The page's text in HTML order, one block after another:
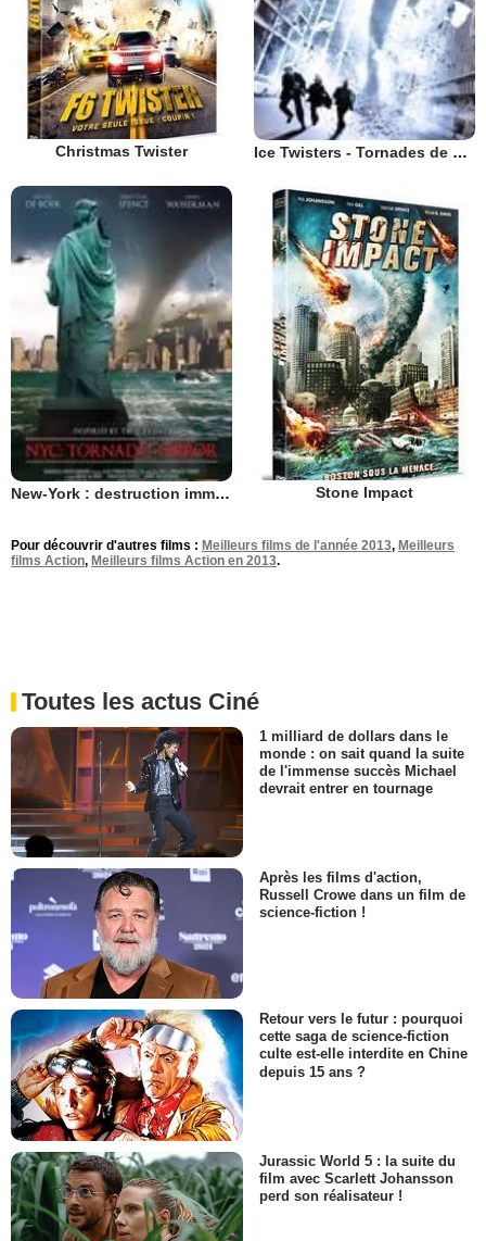
Christmas Twister Ice Twisters - Tornades de glace
New-York : destruction imminente Stone Impact
Pour découvrir d'autres films : Meilleurs films de l'année 2013, Meilleurs
films Action, Meilleurs films Action en 2013.
Toutes les actus Ciné
1 milliard de dollars dans le
monde : on sait quand la suite
de l'immense succès Michael
devrait entrer en tournage
Après les films d'action,
Russell Crowe dans un film de
science-fiction !
Retour vers le futur : pourquoi
cette saga de science-fiction
culte est-elle interdite en Chine
depuis 15 ans ?
Jurassic World 5 : la suite du
film avec Scarlett Johansson
perd son réalisateur !